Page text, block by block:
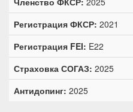
Регистрация ФКСР: 2021
Регистрация FEI: E22
Страховка СОГАЗ: 2025
Антидопинг: 2025